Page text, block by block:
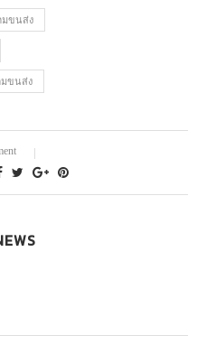
มขนส่ง
มขนส่ง